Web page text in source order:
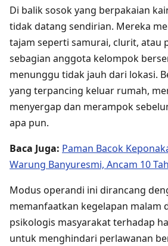
Di balik sosok yang berpakaian
tidak datang sendirian. Mereka
tajam seperti samurai, clurit, atau
sebagian anggota kelompok
menunggu tidak jauh dari lokasi.
yang terpancing keluar rumah,
menyergap dan merampok
apa pun.
Baca Juga: Paman Bacok
Warung Banyuresmi, Ancam 10
Modus operandi ini dirancang
memanfaatkan kegelapan malam
psikologis masyarakat terhadap
untuk menghindari perlawanan